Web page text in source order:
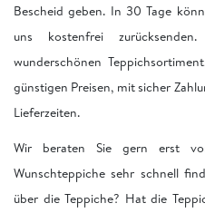
Bescheid geben. In 30 Tage
uns kostenfrei
wunderschönen
günstigen Preisen, mit sicher
Lieferzeiten.
Wir beraten Sie gern erst
Wunschteppiche sehr schnell
über die Teppiche? Hat die